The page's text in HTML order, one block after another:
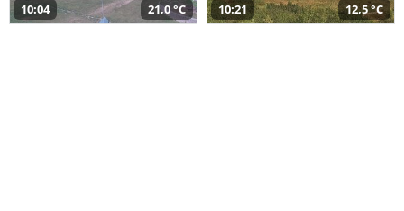
10:04 21,0 °C 10:21 12,5 °C